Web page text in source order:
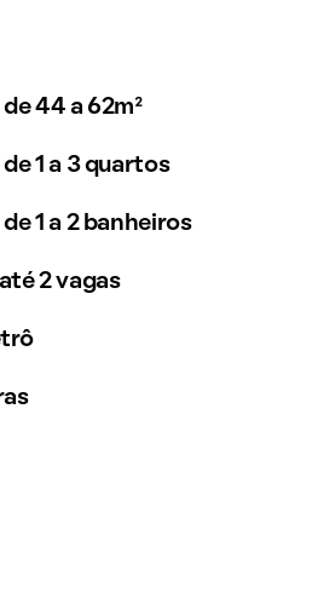
44 a 62m²
1 a 3 quartos
1 a 2 banheiros
2 vagas